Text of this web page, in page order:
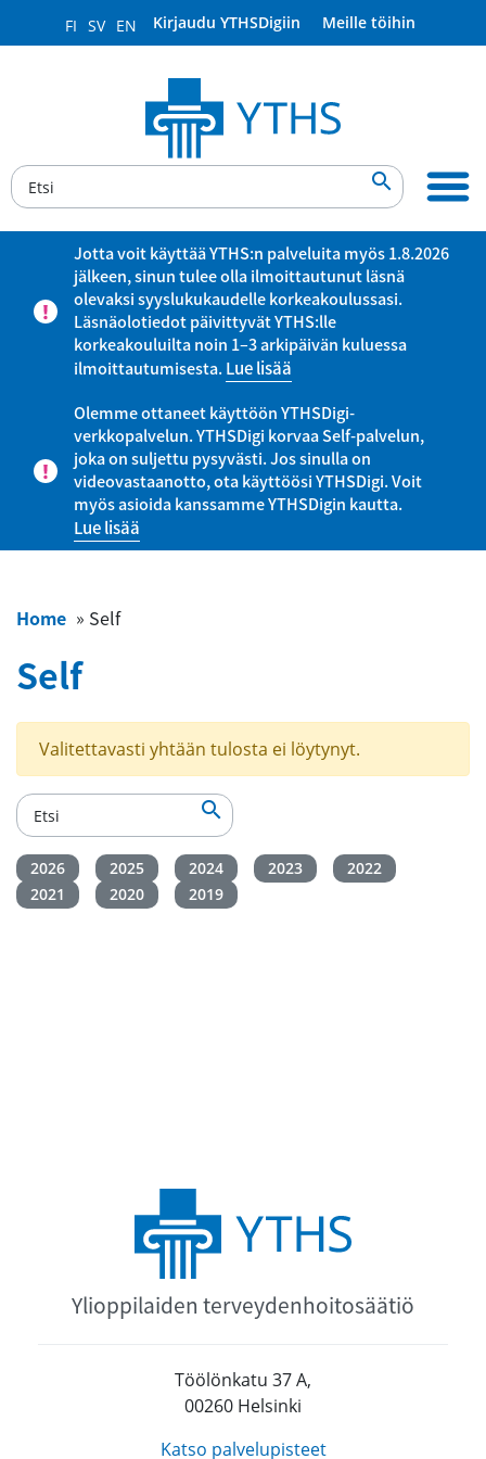
FI SV EN Kirjaudu YTHSDigiin Meille töihin

Jotta voit käyttää YTHS:n palveluita myös 1.8.2026
jälkeen, sinun tulee olla ilmoittautunut läsnä
olevaksi syyslukukaudelle korkeakoulussasi.
Läsnäolotiedot päivittyvät YTHS:lle
korkeakouluilta noin 1–3 arkipäivän kuluessa
ilmoittautumisesta.Lue lisää
Olemme ottaneet käyttöön YTHSDigi-
verkkopalvelun. YTHSDigi korvaa Self-palvelun,
joka on suljettu pysyvästi. Jos sinulla on
videovastaanotto, ota käyttöösi YTHSDigi. Voit
myös asioida kanssamme YTHSDigin kautta.
Lue lisää
Home » Self
Self
Valitettavasti yhtään tulosta ei löytynyt.

2026 2025 2024 2023
2022
2021
2020 2019
Ylioppilaiden terveydenhoitosäätiö
Töölönkatu 37 A,
00260 Helsinki
Katso palvelupisteet